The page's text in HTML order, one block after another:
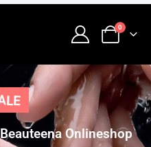
0
Onlineshop